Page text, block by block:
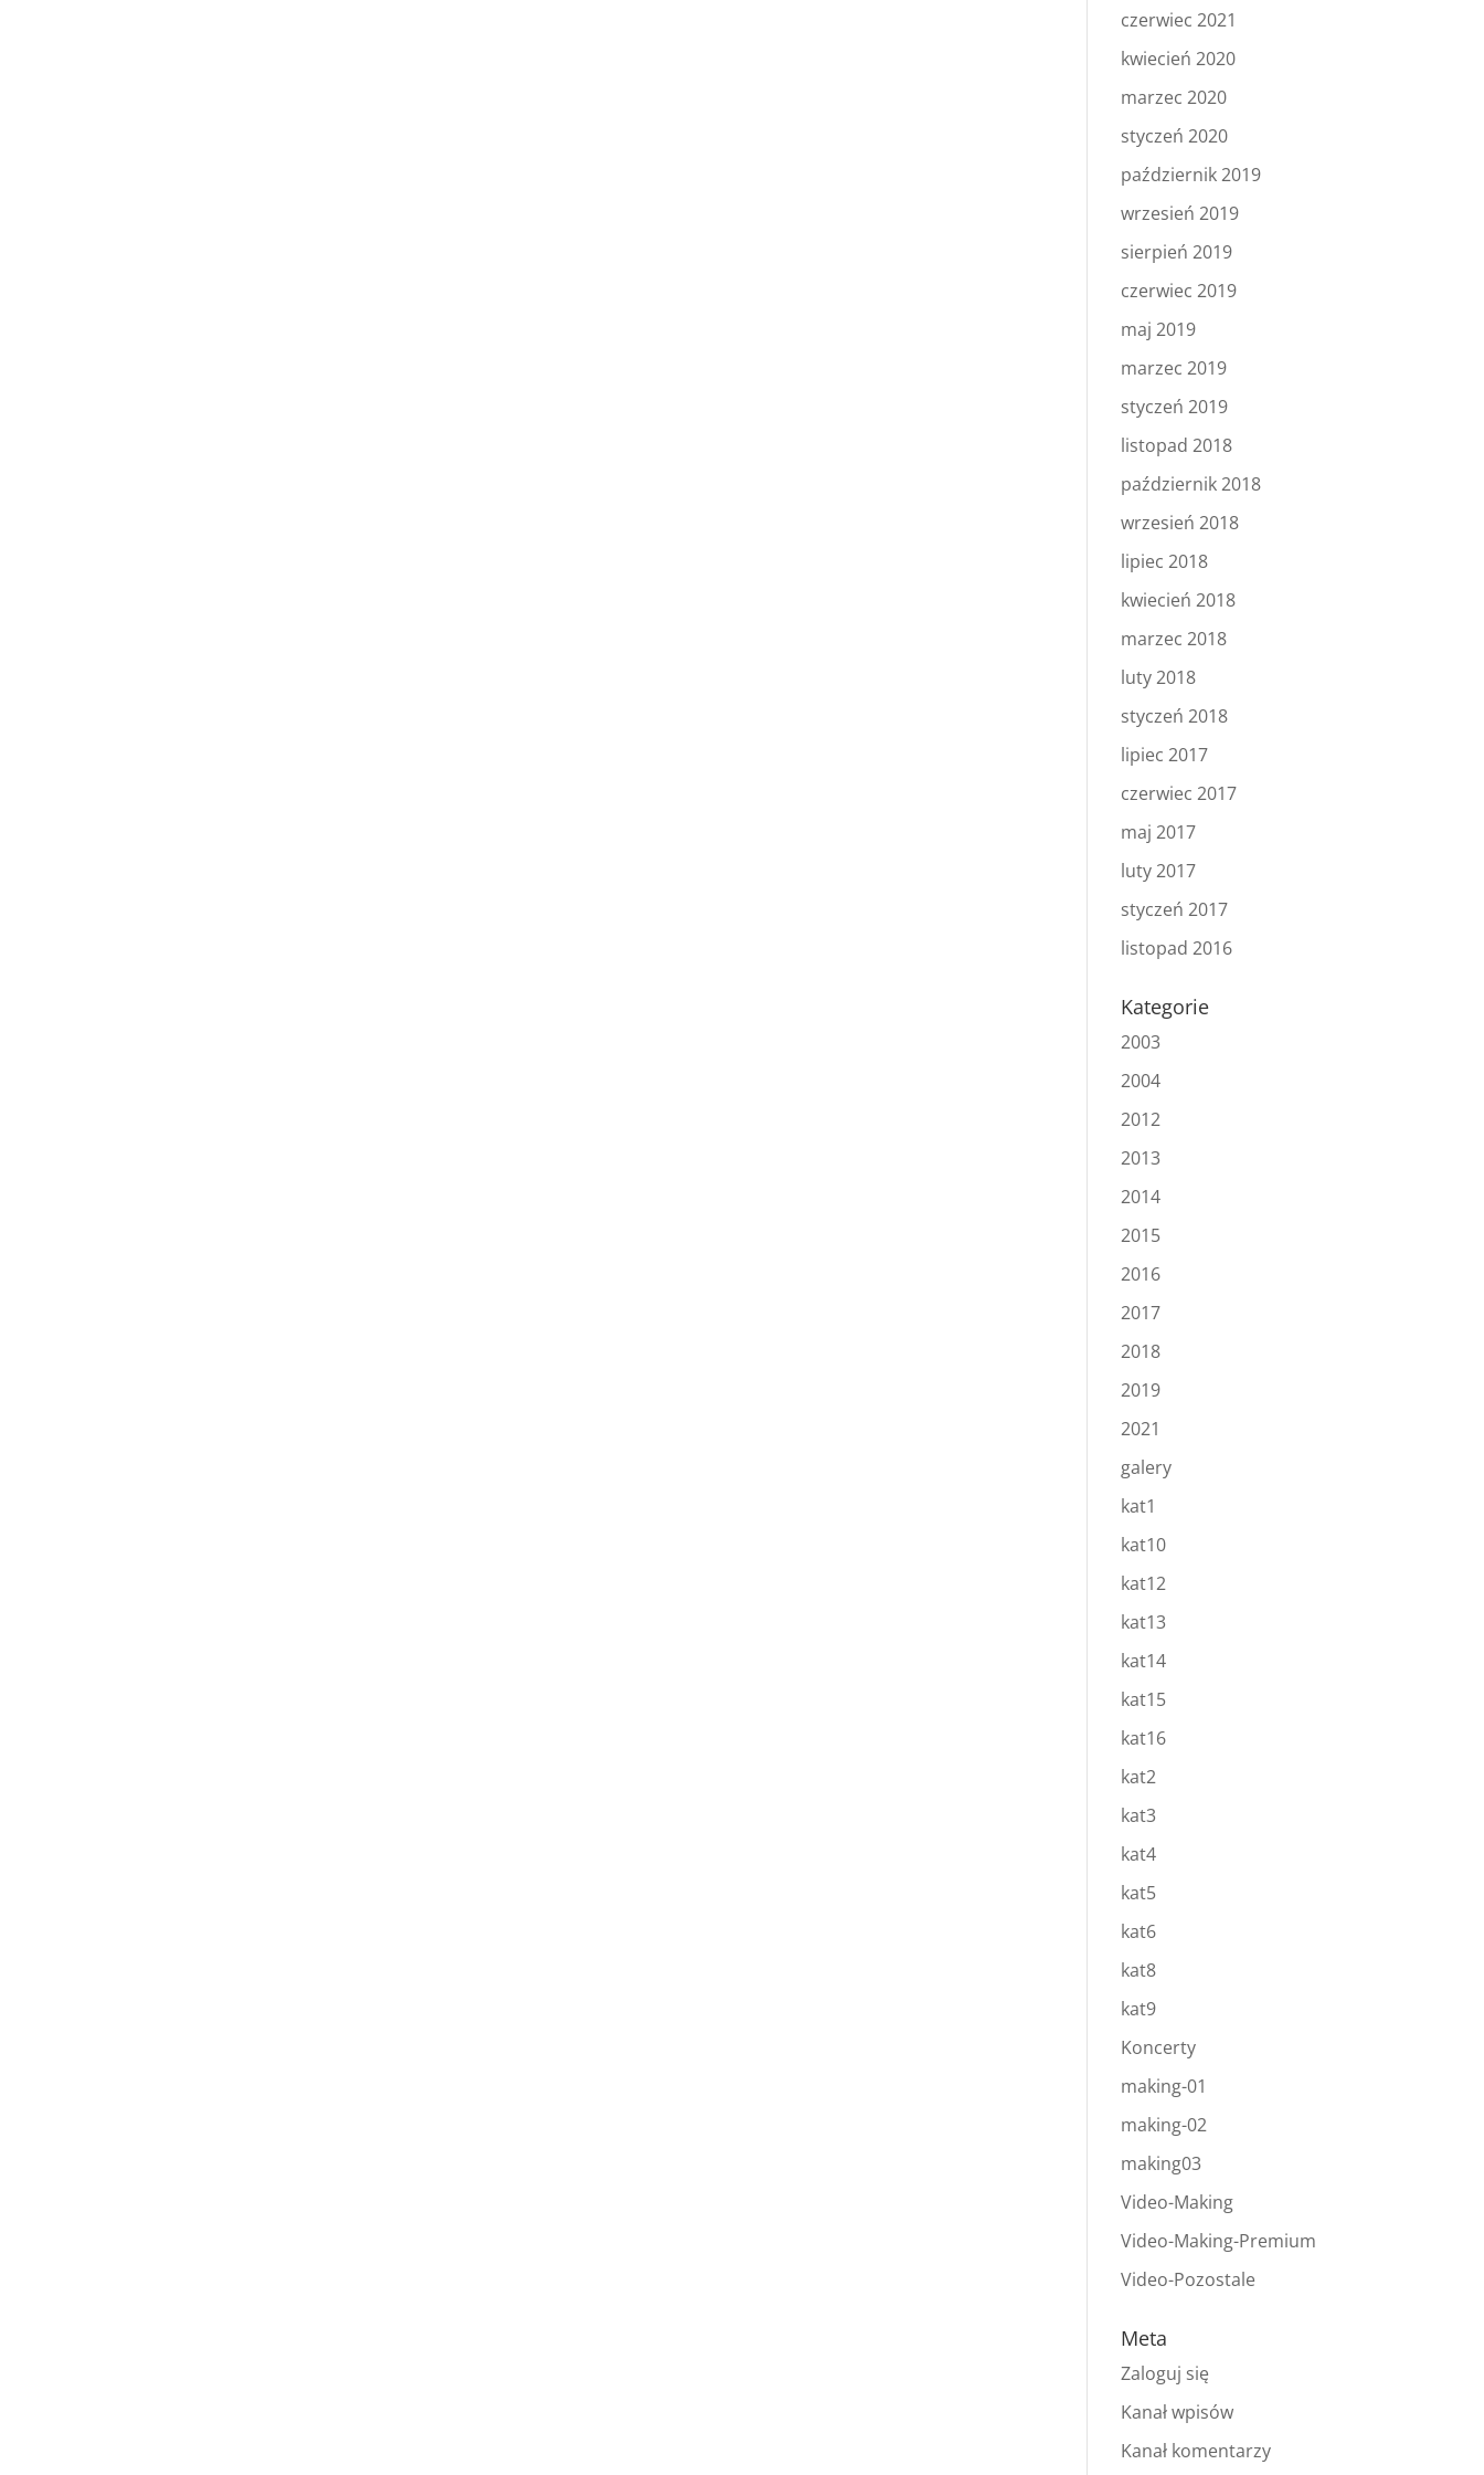
czerwiec 2021
kwiecień 2020
marzec 2020
styczeń 2020
październik 2019
wrzesień 2019
sierpień 2019
czerwiec 2019
maj 2019
marzec 2019
styczeń 2019
listopad 2018
październik 2018
wrzesień 2018
lipiec 2018
kwiecień 2018
marzec 2018
luty 2018
styczeń 2018
lipiec 2017
czerwiec 2017
maj 2017
luty 2017
styczeń 2017
listopad 2016
Kategorie
2003
2004
2012
2013
2014
2015
2016
2017
2018
2019
2021
galery
kat1
kat10
kat12
kat13
kat14
kat15
kat16
kat2
kat3
kat4
kat5
kat6
kat8
kat9
Koncerty
making-01
making-02
making03
Video-Making
Video-Making-Premium
Video-Pozostale
Meta
Zaloguj się
Kanał wpisów
Kanał komentarzy